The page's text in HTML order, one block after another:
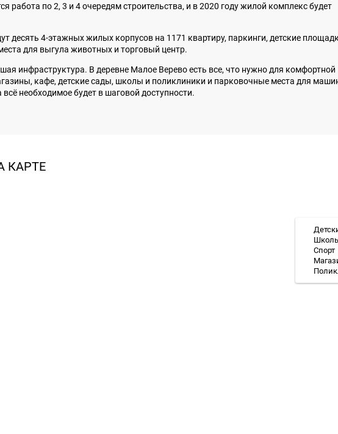
работа по 2, 3 и 4 очередям строительства, и в 2020 году жилой комплекс будет
десять 4-этажных жилых корпусов на 1171 квартиру, паркинги, детские
для выгула животных и торговый центр.
инфраструктура. В деревне Малое Верево есть все, что нужно для комфортной
кафе, детские сады, школы и поликлиники и парковочные места для
необходимое будет в шаговой доступности.
КАРТЕ
Спорт